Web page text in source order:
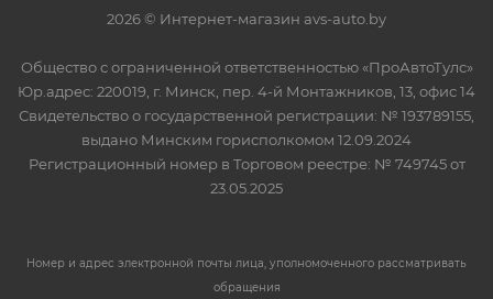
2026 © Интернет-магазин avs-auto.by
Общество с ограниченной ответственностью «ПроАвтоТулс»
Юр.адрес: 220019, г. Минск, пер. 4-й Монтажников, 13, офис 14
Свидетельство о государственной регистрации: № 193789155,
выдано Минским горисполкомом 12.09.2024
Регистрационный номер в Торговом реестре: № 749745 от
23.05.2025
Номер и адрес электронной почты лица, уполномоченного рассматривать
обращения